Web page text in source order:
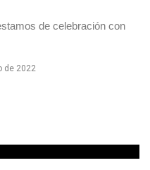
de celebración con
de 2022